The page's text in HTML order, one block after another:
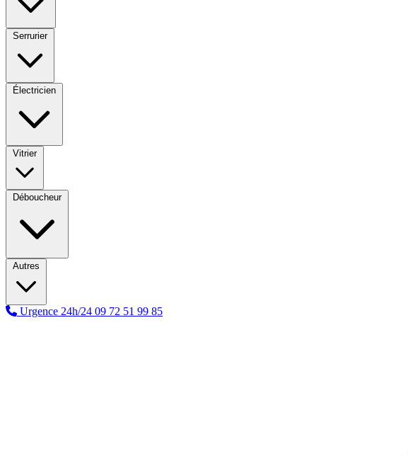
Serrurier
Électricien
Vitrier
Déboucheur
Autres
Urgence 24h/24 09 72 51 99 85